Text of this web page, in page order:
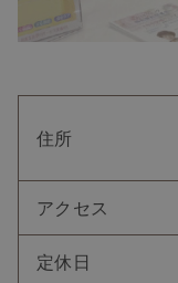
住所
アクセス
定休日